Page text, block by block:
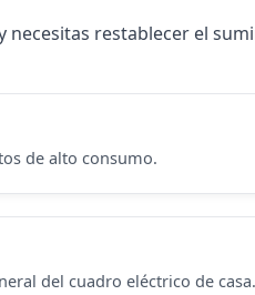
necesitas restablecer el
de alto consumo.
del cuadro eléctrico de casa.